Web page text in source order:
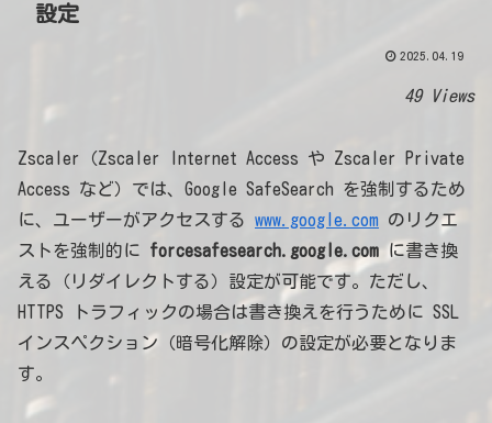
設定
2025.04.19
49 Views
Zscaler（Zscaler Internet Access や Zscaler Private
Access など）では、Google SafeSearch を強制するため
に、ユーザーがアクセスする www.google.com のリクエ
ストを強制的に forcesafesearch.google.comに書き換
える（リダイレクトする）設定が可能です。ただし、
HTTPS トラフィックの場合は書き換えを行うために SSL
インスペクション（暗号化解除）の設定が必要となりま
す。